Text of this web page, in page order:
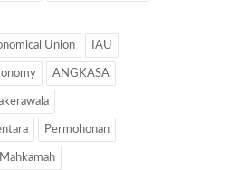
Union IAU
ANGKASA
Permohonan